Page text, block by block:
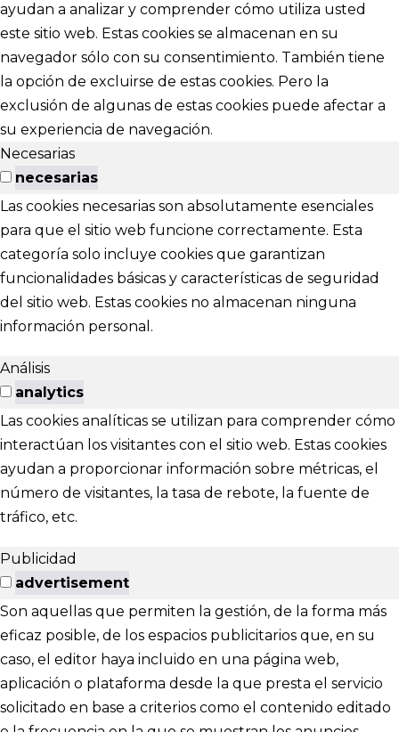
ayudan a analizar y comprender cómo utiliza usted
este sitio web. Estas cookies se almacenan en su
navegador sólo con su consentimiento. También tiene
la opción de excluirse de estas cookies. Pero la
exclusión de algunas de estas cookies puede afectar a
su experiencia de navegación.
Necesarias
necesarias
Las cookies necesarias son absolutamente esenciales
para que el sitio web funcione correctamente. Esta
categoría solo incluye cookies que garantizan
funcionalidades básicas y características de seguridad
del sitio web. Estas cookies no almacenan ninguna
información personal.
Análisis
analytics
Las cookies analíticas se utilizan para comprender cómo
interactúan los visitantes con el sitio web. Estas cookies
ayudan a proporcionar información sobre métricas, el
número de visitantes, la tasa de rebote, la fuente de
tráfico, etc.
Publicidad
advertisement
Son aquellas que permiten la gestión, de la forma más
eficaz posible, de los espacios publicitarios que, en su
caso, el editor haya incluido en una página web,
aplicación o plataforma desde la que presta el servicio
solicitado en base a criterios como el contenido editado